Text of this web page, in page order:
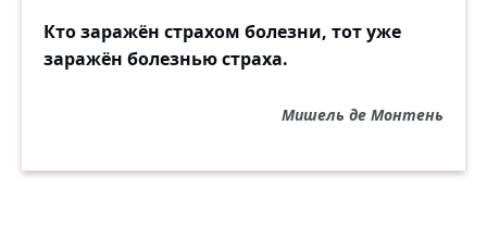
Кто заражён страхом болезни, тот уже
заражён болезнью страха.
Мишель де Монтень